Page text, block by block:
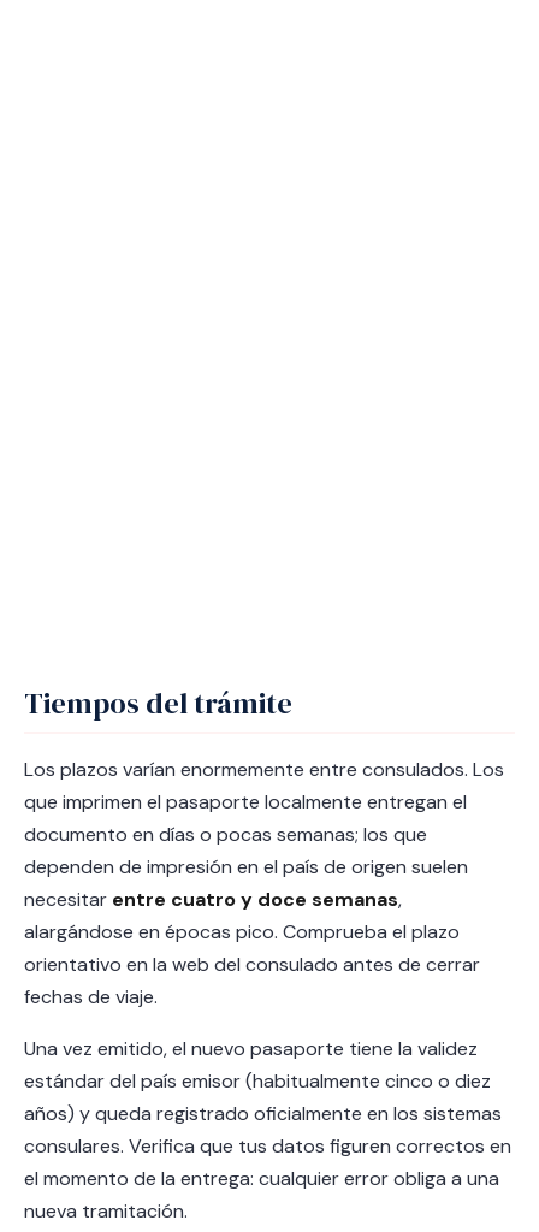
Tiempos del trámite
Los plazos varían enormemente entre consulados. Los
que imprimen el pasaporte localmente entregan el
documento en días o pocas semanas; los que
dependen de impresión en el país de origen suelen
necesitar entre cuatro y doce semanas,
alargándose en épocas pico. Comprueba el plazo
orientativo en la web del consulado antes de cerrar
fechas de viaje.
Una vez emitido, el nuevo pasaporte tiene la validez
estándar del país emisor (habitualmente cinco o diez
años) y queda registrado oficialmente en los sistemas
consulares. Verifica que tus datos figuren correctos en
el momento de la entrega: cualquier error obliga a una
nueva tramitación.